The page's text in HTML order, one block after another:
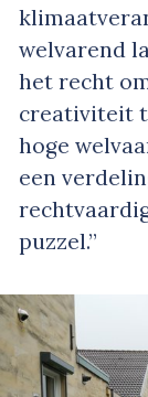
welvarend
het recht
creativiteit
hoge
een
puzzel.”